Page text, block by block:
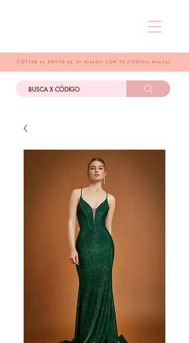
COTIZA el ENVIO de tu pedido CON TU CÓDIGo postal